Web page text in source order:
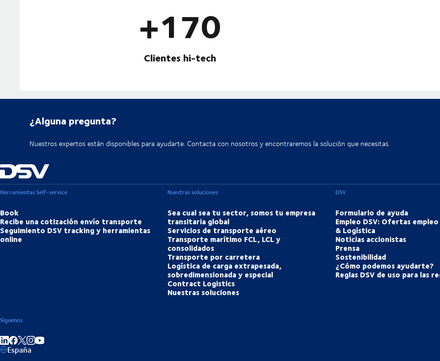
+170
Clientes hi-tech
¿Alguna pregunta?
Nuestros expertos están disponibles para ayudarte. Contacta con nosotros y encontraremos la solución que necesitas.
Herramientas Self-service
Book
Recibe una cotización envío transporte
Seguimiento DSV tracking y herramientas
online
Nuestras soluciones
Sea cual sea tu sector, somos tu empresa
transitaria global
Servicios de transporte aéreo
Transporte marítimo FCL, LCL y
consolidados
Transporte por carretera
Logística de carga extrapesada,
sobredimensionada y especial
Contract Logistics
Nuestras soluciones
DSV
Formulario de ayuda
Empleo DSV: Ofertas
& Logística
Noticias accionistas
Prensa
Sostenibilidad
¿Cómo podemos ayudarte?
Reglas DSV de uso para las
Síguenos
Compartir en linkedIn
Compartir en Facebook
Compartir en Instagram
España